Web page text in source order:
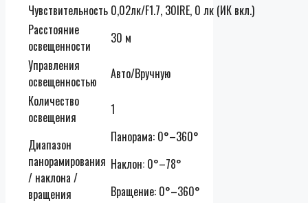
Чувствительность 0,02лк/F1.7, 30IRE, 0 лк (ИК вкл.)
Расстояние
освещенности
30 м
Управления
освещенностью
Авто/Вручную
Количество
освещения
1
Диапазон
панорамирования
/ наклона /
вращения
Панорама: 0°–360°
Наклон: 0°–78°
Вращение: 0°–360°